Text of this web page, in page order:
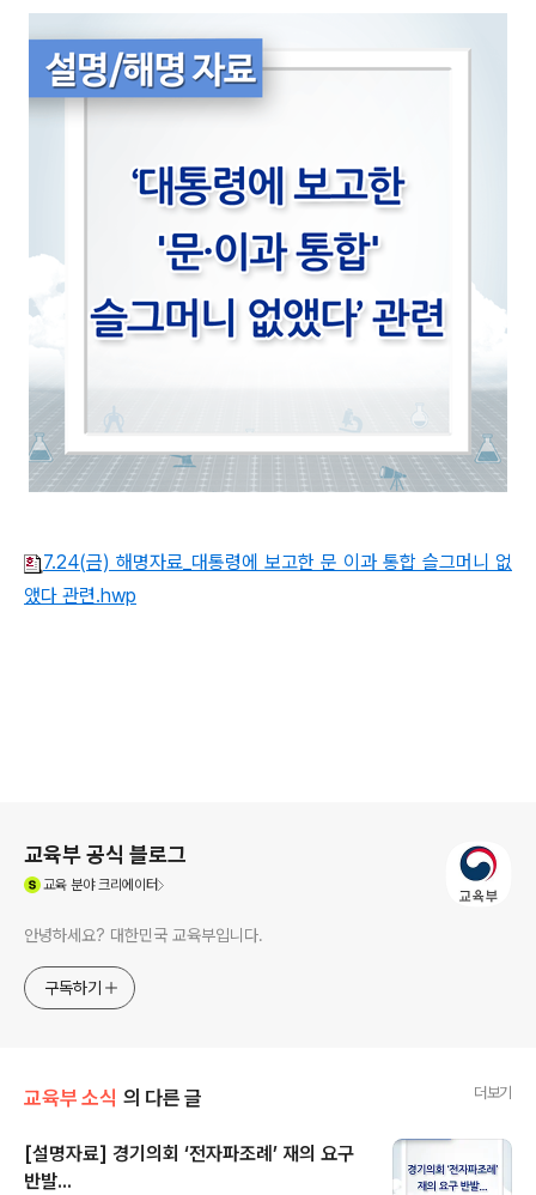
7.24(금) 해명자료_대통령에 보고한 문 이과 통합 슬그머니 없
앴다 관련.hwp
교육부 공식 블로그
교육분야 크리에이터
안녕하세요? 대한민국 교육부입니다.
구독하기
교육부 소식 의 다른 글 더보기
[설명자료] 경기의회 ‘전자파조례’ 재의 요구
반발...